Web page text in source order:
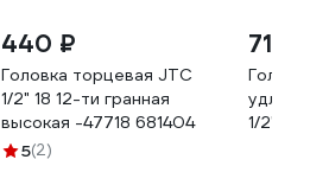
440 ₽
Головка торцевая JTC
1/2" 18 12-ти гранная
высокая -47718 681404
5(2)
714
1/2"DR